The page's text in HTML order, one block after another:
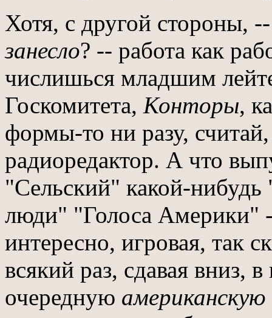
Хотя, с другой стороны,
занесло? -- работа как
числишься младшим
Госкомитета, Конторы,
формы-то ни разу,
радиоредактор. А что
"Сельский" какой-
люди" "Голоса Америки"
интересно, игровая, так
всякий раз, сдавая вниз,
очередную американскую